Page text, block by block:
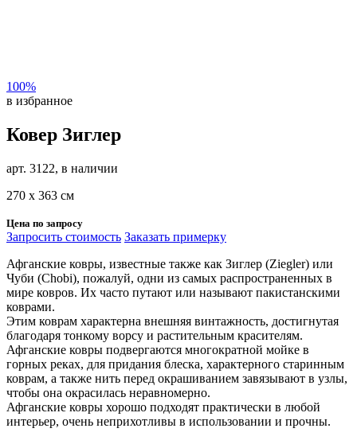
100%
в избранное
Ковер Зиглер
арт. 3122, в наличии
270 х 363 см
Цена по запросу
Запросить стоимость Заказать примерку
Афганские ковры, известные также как Зиглер (Ziegler) или
Чуби (Chobi), пожалуй, одни из самых распространенных в
мире ковров. Их часто путают или называют пакистанскими
коврами.
Этим коврам характерна внешняя винтажность, достигнутая
благодаря тонкому ворсу и растительным красителям.
Афганские ковры подвергаются многократной мойке в
горных реках, для придания блеска, характерного старинным
коврам, а также нить перед окрашиванием завязывают в узлы,
чтобы она окрасилась неравномерно.
Афганские ковры хорошо подходят практически в любой
интерьер, очень неприхотливы в использовании и прочны.